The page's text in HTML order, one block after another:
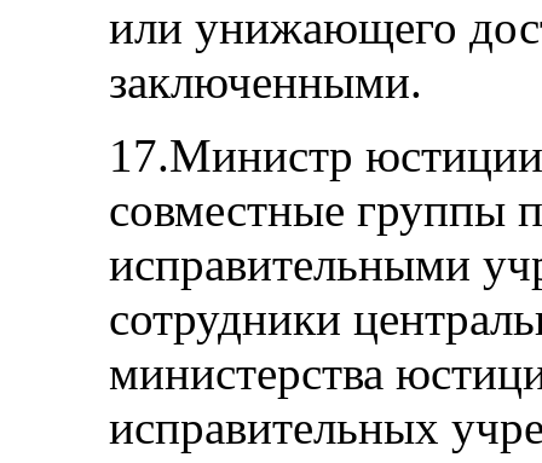
или унижающего
заключенными.
17.Министр
совместные группы
исправительными
сотрудники
министерства
исправительных